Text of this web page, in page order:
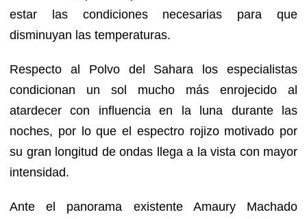
estar las condiciones necesarias para que
disminuyan las temperaturas.
Respecto al Polvo del Sahara los especialistas
condicionan un sol mucho más enrojecido al
atardecer con influencia en la luna durante las
noches, por lo que el espectro rojizo motivado por
su gran longitud de ondas llega a la vista con mayor
intensidad.
Ante el panorama existente Amaury Machado